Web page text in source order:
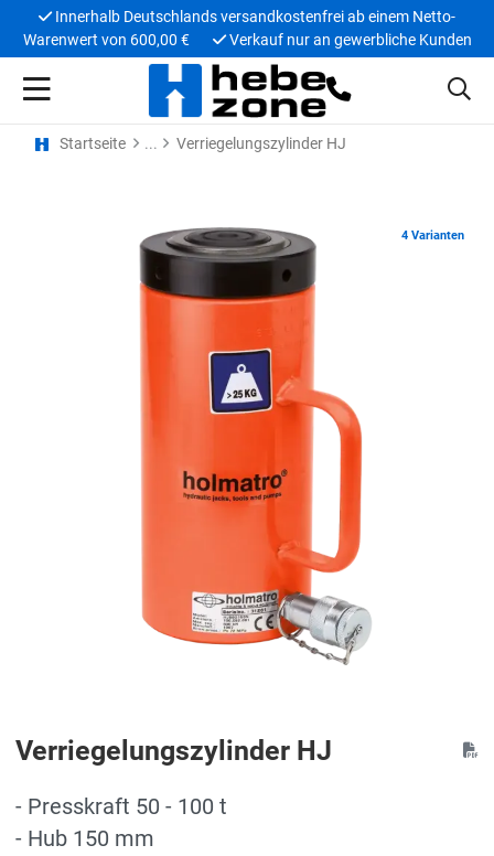
Innerhalb Deutschlands versandkostenfrei ab einem Netto-
Warenwert von 600,00 €
Verkauf nur an gewerbliche Kunden
Startseite Verriegelungszylinder HJ
4 Varianten
Verriegelungszylinder HJ
- Presskraft 50 - 100 t
- Hub 150 mm